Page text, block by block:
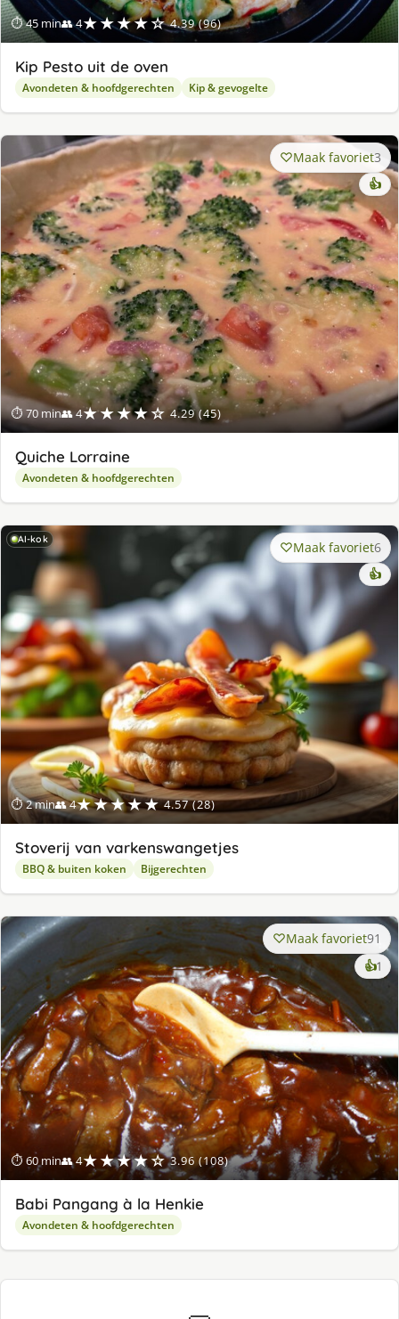
⏱ 45 min👥 4★★★★☆ 4.39 (96)
Kip Pesto uit de oven
Avondeten & hoofdgerechten Kip & gevogelte
⏱ 70 min👥 4★★★★☆ 4.29 (45)
Maak favoriet3
👍
Quiche Lorraine
Avondeten & hoofdgerechten
AI-kok
⏱ 2 min👥 4★★★★★ 4.57 (28)
Maak favoriet6
👍
Stoverij van varkenswangetjes
BBQ & buiten koken Bijgerechten
⏱ 60 min👥 4★★★★☆ 3.96 (108)
Maak favoriet91
👍1
Babi Pangang à la Henkie
Avondeten & hoofdgerechten